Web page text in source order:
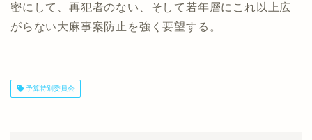
密にして、再犯者のない、そして若年層にこれ以上広
がらない大麻事案防止を強く要望する。
予算特別委員会